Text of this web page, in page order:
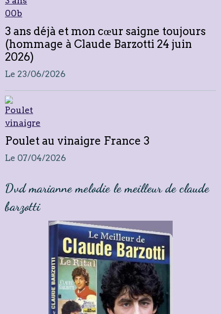
3 ans déjà et mon cœur saigne toujours
(hommage à Claude Barzotti 24 juin
2026)
Le 23/06/2026
Poulet au vinaigre France 3
Le 07/04/2026
Dvd marianne melodie le meilleur de claude
barzotti